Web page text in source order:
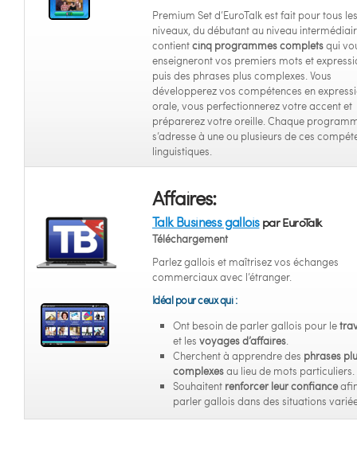
Premium Set d’EuroTalk est fait pour tous les
niveaux, du débutant au niveau
contientcinq programmes completsqui
enseigneront vos premiers mots et
puis des phrases plus complexes. Vous
développerez vos compétences en
orale, vous perfectionnerez votre accent et
préparerez votre oreille. Chaque
s’adresse à une ou plusieurs de ces
linguistiques.
Affaires:
Talk Business galloispar EuroTalk
Téléchargement
Parlez gallois et maîtrisez vos échanges
commerciaux avec l’étranger.
Idéal pour ceux qui :
Ont besoin de parler gallois pour le
et les voyages d’affaires.
Cherchent à apprendre des phrases
complexesau lieu de mots particuliers.
Souhaitent renforcer leur confiance
parler gallois dans des situations